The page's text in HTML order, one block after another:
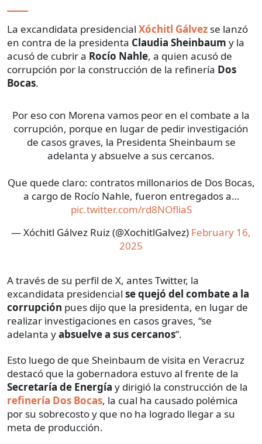
La excandidata presidencial Xóchitl Gálvez se lanzó
en contra de la presidenta Claudia Sheinbaum y la
acusó de cubrir a Rocío Nahle, a quien acusó de
corrupción por la construcción de la refinería Dos
Bocas.
Por eso con Morena vamos peor en el combate a la
corrupción, porque en lugar de pedir investigación
de casos graves, la Presidenta Sheinbaum se
adelanta y absuelve a sus cercanos.
Que quede claro: contratos millonarios de Dos Bocas,
a cargo de Rocío Nahle, fueron entregados a…
pic.twitter.com/rd8NOfliaS
— Xóchitl Gálvez Ruiz (@XochitlGalvez) February 16,
2025
A través de su perfil de X, antes Twitter, la
excandidata presidencial se quejó del combate a la
corrupción pues dijo que la presidenta, en lugar de
realizar investigaciones en casos graves, “se
adelanta yabsuelve a sus cercanos”.
Esto luego de que Sheinbaum de visita en Veracruz
destacó que la gobernadora estuvo al frente de la
Secretaría de Energía y dirigió la construcción de la
refinería Dos Bocas, la cual ha causado polémica
por su sobrecosto y que no ha logrado llegar a su
meta de producción.